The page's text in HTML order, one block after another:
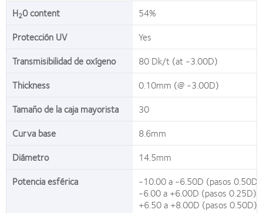
H20 content
54%
Protección UV
Yes
Transmisibilidad de oxígeno
80 Dk/t (at -3.00D)
Thickness
0.10mm (@ -3.00D)
Tamaño de la caja mayorista
30
Curva base
8.6mm
Diámetro
14.5mm
Potencia esférica
-10.00 a -6.50D (pasos 0.50D)
-6.00 a +6.00D (pasos 0.25D)
+6.50 a +8.00D (pasos 0.50D)